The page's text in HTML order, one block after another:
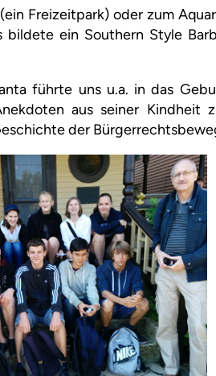
Freizeitpark) oder zum
bildete ein Southern Style
führte uns u.a. in das
aus seiner Kindheit
der